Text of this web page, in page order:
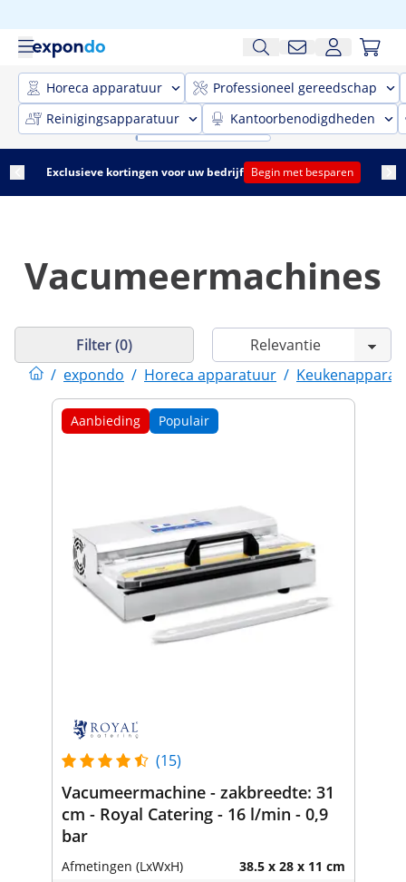
Horeca apparatuur
Professioneel gereedschap
Reinigingsapparatuur
Kantoorbenodigdheden
Exclusieve kortingen voor uw bedrijf Begin met besparen
Vacumeermachines
/ expondo / Horeca apparatuur /
Filter (0)
Aanbieding Populair
(15)
Vacumeermachine - zakbreedte: 31
cm - Royal Catering - 16 l/min - 0,9
bar
Afmetingen (LxWxH) 38.5 x 28 x 11 cm